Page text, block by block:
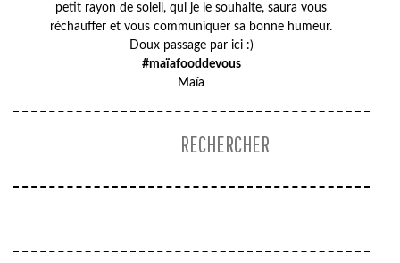
petit rayon de soleil, qui je le souhaite, saura vous
réchauffer et vous communiquer sa bonne humeur.
Doux passage par ici :)
#maïafooddevous
Maïa